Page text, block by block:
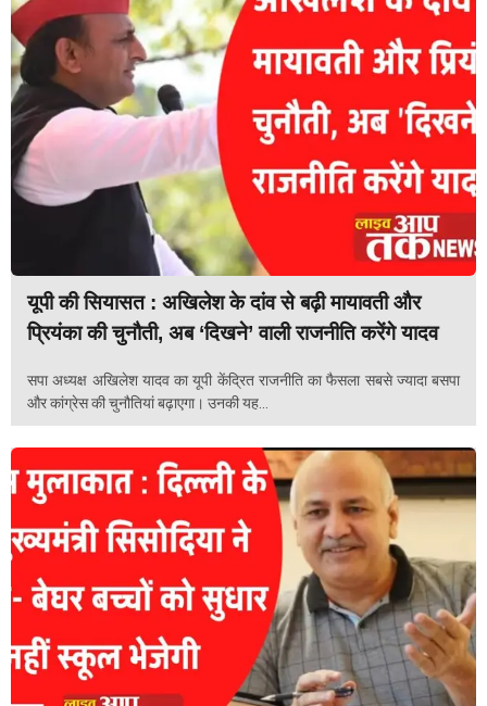
यूपी की सियासत : अखिलेश के दांव से बढ़ी मायावती और
प्रियंका की चुनौती, अब ‘दिखने’ वाली राजनीति करेंगे यादव
सपा अध्यक्ष अखिलेश यादव का यूपी केंद्रित राजनीति का फैसला सबसे ज्यादा बसपा
और कांग्रेस की चुनौतियां बढ़ाएगा। उनकी यह...